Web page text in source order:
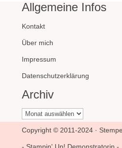
Allgemeine Infos
Kontakt
Über mich
Impressum
Datenschutzerklärung
Archiv
Archiv
Copyright © 2011-2024 ·